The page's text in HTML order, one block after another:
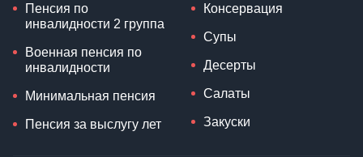
Пенсия по
инвалидности 2 группа
Военная пенсия по
инвалидности
Минимальная пенсия
Пенсия за выслугу лет
Консервация
Супы
Десерты
Салаты
Закуски